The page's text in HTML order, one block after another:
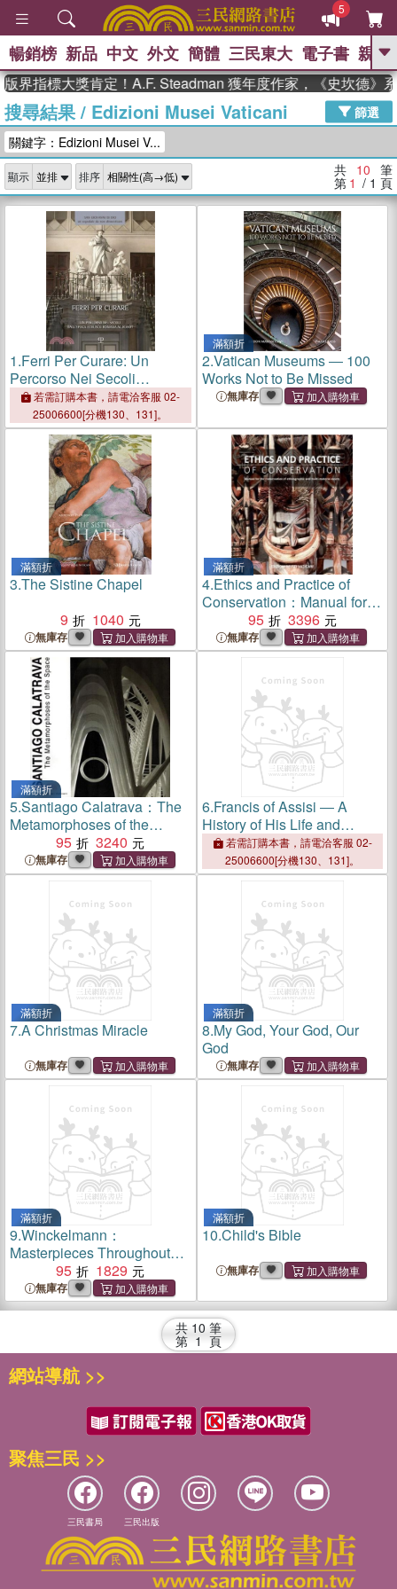
5
GO
熱搜： 東野圭吾 、 高希均教授回憶錄
、 The Odyssey 、 父親節 、 花開錦
李登輝時代 、 數學女孩：黎曼猜想
、
如果歷史是一
群喵 、 臺灣漫遊錄
暢銷榜 新品 中文 外文 簡體 三民東大 電子書 親子
界指標大獎肯定！A.F. Steadman 獲年度作家，《史坎德》系
搜尋結果/ Edizioni Musei Vaticani
篩選
關鍵字：Edizioni Musei V...
顯示 排序 共 10 筆
第 1 / 1 頁
1.Ferri Per Curare: Un
Percorso Nei Secoli
Dall'epoca Etrusco Romana
Al Robot. Testimonianze Dai
Musei Toscani
若需訂購本書，請電洽客服 02-
25006600[分機130、131]。
滿額折
2.Vatican Museums ― 100
Works Not to Be Missed
無庫存
滿額折
3.The Sistine Chapel
9
1040
無庫存
滿額折
4.Ethics and Practice of
Conservation：Manual for
the conservation of
ethnographic and multi-
material assets
95 3396
無庫存
滿額折
5.Santiago Calatrava：The
Metamorphoses of the
95 3240
無庫存
6.Francis of Assisi ― A
History of His Life and
Legacy
若需訂購本書，請電洽客服 02-
25006600[分機130、131]。
滿額折
7.A Christmas Miracle
無庫存
滿額折
8.My God, Your God, Our
God
無庫存
滿額折
9.Winckelmann：
Masterpieces Throughout
the Vatican Museums
95 1829
無庫存
滿額折
10.Child's Bible
無庫存
共 10 筆
第 1 頁
網站導航 >>
聚焦三民 >>
三民書局 三民出版